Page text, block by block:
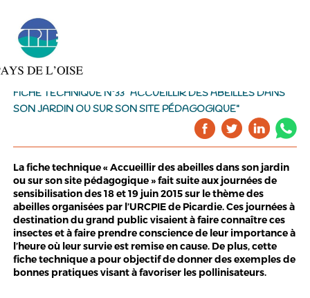
FICHE TECHNIQUE N°33 "ACCUEILLIR DES ABEILLES DANS
SON JARDIN OU SUR SON SITE PÉDAGOGIQUE"
La fiche technique « Accueillir des abeilles dans son jardin
ou sur son site pédagogique » fait suite aux journées de
sensibilisation des 18 et 19 juin 2015 sur le thème des
abeilles organisées par l’URCPIE de Picardie. Ces journées à
destination du grand public visaient à faire connaître ces
insectes et à faire prendre conscience de leur importance à
l’heure où leur survie est remise en cause. De plus, cette
fiche technique a pour objectif de donner des exemples de
bonnes pratiques visant à favoriser les pollinisateurs.